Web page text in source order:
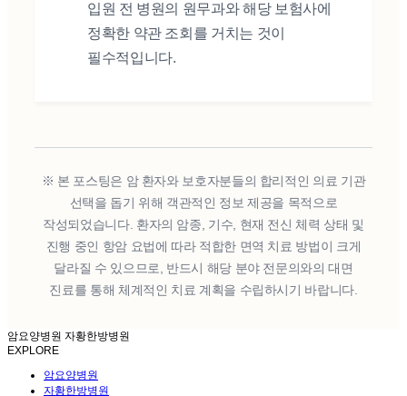
입원 전 병원의 원무과와 해당 보험사에
정확한 약관 조회를 거치는 것이
필수적입니다.
※ 본 포스팅은 암 환자와 보호자분들의 합리적인 의료 기관
선택을 돕기 위해 객관적인 정보 제공을 목적으로
작성되었습니다. 환자의 암종, 기수, 현재 전신 체력 상태 및
진행 중인 항암 요법에 따라 적합한 면역 치료 방법이 크게
달라질 수 있으므로, 반드시 해당 분야 전문의와의 대면
진료를 통해 체계적인 치료 계획을 수립하시기 바랍니다.
암요양병원 자황한방병원
EXPLORE
암요양병원
자황한방병원